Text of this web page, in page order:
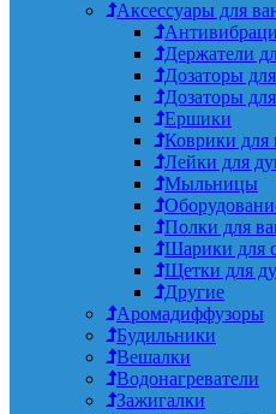
Аксессуары для
Держатели
Дозаторы
Дозаторы
Ершики
Коврики для
Лейки для
Мыльницы
Полки для
Шарики для
Щетки для
Другие
Аромадиффузоры
Будильники
Вешалки
Водонагреватели
Зажигалки